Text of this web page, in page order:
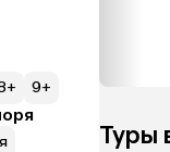
9+
Туры